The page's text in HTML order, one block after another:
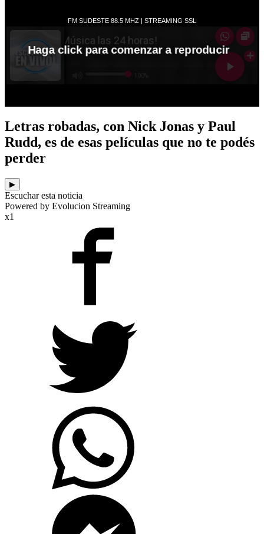
Letras robadas, con Nick Jonas y Paul
Rudd, es de esas películas que no te podés
perder
▶
Escuchar esta noticia
Powered by Evolucion Streaming
x1